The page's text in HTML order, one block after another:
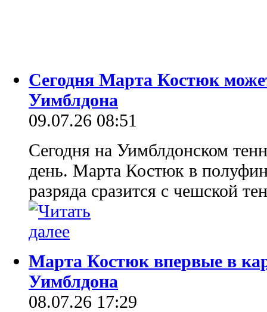
Сегодня Марта Костюк
Уимблдона
09.07.26 08:51
Сегодня на Уимблдонском
день. Марта Костюк в
разряда сразится с чешской
Марта Костюк впервые в
Уимблдона
08.07.26 17:29